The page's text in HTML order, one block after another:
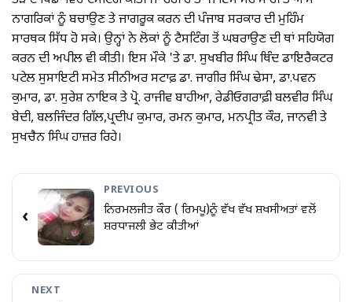
ਨਾਗਰਿਕਾਂ ਨੂੰ ਬਚਾਉਣ ਤੇ ਜਾਗਰੂਕ ਕਰਨ ਦੀ ਪੰਜਾਬ ਸਰਕਾਰ ਦੀ ਮੁਹਿੰਮ
ਸਾਰਥਕ ਸਿੱਧ ਹੋ ਸਕੇ। ਉਨ੍ਹਾਂ ਨੇ ਲੋਕਾਂ ਨੂੰ ਟੈਸਟਿੰਗ ਤੋਂ ਘਬਰਾਉਣ ਦੀ ਥਾਂ ਸਹਿਯੋਗ
ਕਰਨ ਦੀ ਅਪੀਲ ਵੀ ਕੀਤੀ। ਇਸ ਮੌਕੇ 'ਤੇ ਡਾ. ਸੁਖਬੀਰ ਸਿੰਘ ਥਿੰਦ ਡਾਇਰੈਕਟਰ
ਪਟੇਲ ਸੁਸਾਇਟੀ ਸਮੇਤ ਸੀਨੀਅਰ ਸਟਾਫ਼ ਡਾ. ਜਾਗੀਰ ਸਿੰਘ ਢੇਸਾ, ਡਾ.ਪਵਨ
ਕੁਮਾਰ, ਡਾ. ਸੁਰੇਸ਼ ਨਾਇਕ ਤੇ ਪ੍ਰੋ. ਰਾਜੀਵ ਬਾਹੀਆ, ਰੇਡੀਓਗਰਾਫ਼ੀ ਬਲਵੀਰ ਸਿੰਘ
ਬੇਦੀ, ਬਲਜਿੰਦਰ ਗਿੱਲ,ਪ੍ਰਦੀਪ ਕੁਮਾਰ, ਰਮਨ ਕੁਮਾਰ, ਮਨਪ੍ਰੀਤ ਕੌਰ, ਜਾਨਵੀ ਤੇ
ਸੁਖਚੈਨ ਸਿੰਘ ਹਾਜ਼ਰ ਰਿਹੇ।
‹
PREVIOUS
ਨਿਰਮਲਜੀਤ ਕੌਰ ( ਰਿਮਪੂ)ਨੂੰ ਵੱਖ ਵੱਖ ਸ਼ਖਸੀਅਤਾਂ ਵਲੋਂ
ਸ਼ਰਧਾਜਲੀ ਭੇਟ ਕੀਤੀਆਂ
NEXT